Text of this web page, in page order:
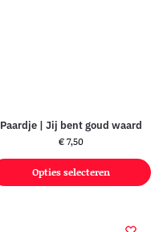
Paardje | Jij bent goud waard
€7,50
Opties selecteren